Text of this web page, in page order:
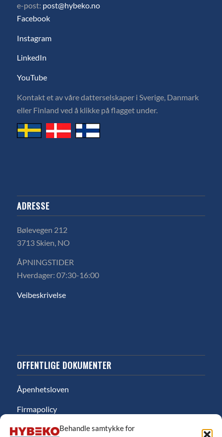
Behandle samtykke for
e-post: post@hybeko.no
Facebook
Instagram
LinkedIn
YouTube
Kontakt et av våre datterselskaper i Sverige, Danmark
eller Finland ved å klikke på flagget under.
ADRESSE
Bølevegen 212
3713 Skien, NO
ÅPNINGSTIDER
Hverdager: 07:30-16:00
Veibeskrivelse
OFFENTLIGE DOKUMENTER
Åpenhetsloven
Firmapolicy
Miljø